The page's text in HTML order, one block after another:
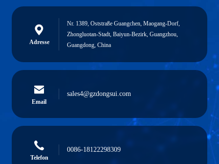
Adresse
Nr. 1389, Oststraße Guangchen, Maogang-Dorf,
Zhongluotan-Stadt, Baiyun-Bezirk, Guangzhou,
Guangdong, China
Email
sales4@gzdongsui.com
Telefon
0086-18122298309